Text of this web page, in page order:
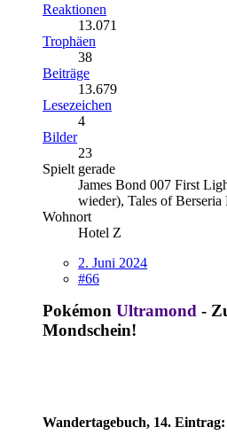
Reaktionen
13.071
Trophäen
38
Beiträge
13.679
Lesezeichen
4
Bilder
23
Spielt gerade
James Bond 007 First
wieder), Tales of Berseria
Wohnort
Hotel Z
2. Juni 2024
#66
Pokémon Ultramond -
Mondschein!
Wandertagebuch, 14. Eintrag: